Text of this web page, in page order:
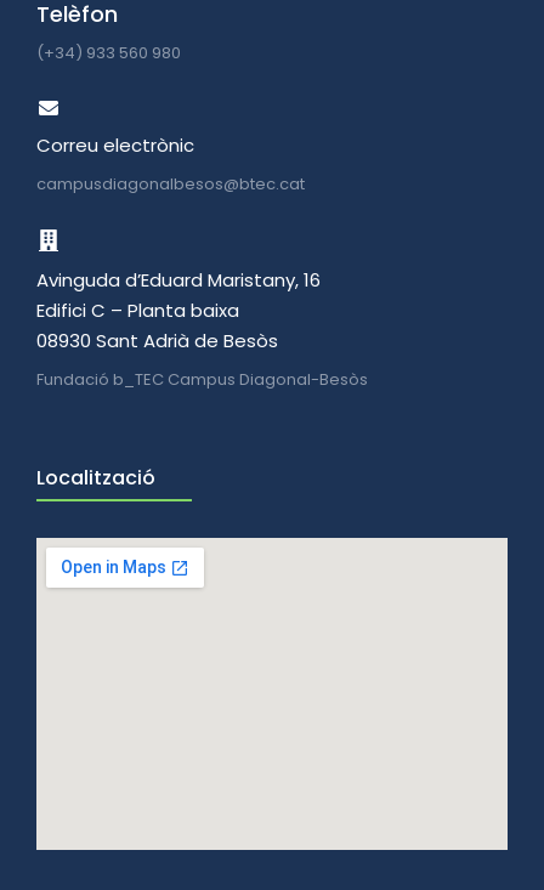
Telèfon
(+34) 933 560 980
Correu electrònic
campusdiagonalbesos@btec.cat
Avinguda d’Eduard Maristany, 16
Edifici C – Planta baixa
08930 Sant Adrià de Besòs
Fundació b_TEC Campus Diagonal-Besòs
Localització